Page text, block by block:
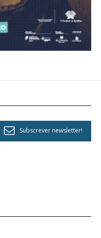
Subscrever newsletter!